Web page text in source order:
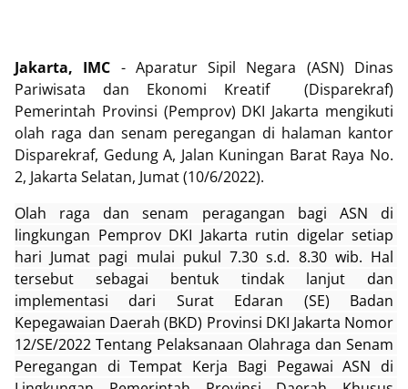
Jakarta, IMC - Aparatur Sipil Negara (ASN) Dinas
Pariwisata dan Ekonomi Kreatif (Disparekraf)
Pemerintah Provinsi (Pemprov) DKI Jakarta mengikuti
olah raga dan senam peregangan di halaman kantor
Disparekraf, Gedung A, Jalan Kuningan Barat Raya No.
2, Jakarta Selatan, Jumat (10/6/2022).
Olah raga dan senam peragangan bagi ASN di
lingkungan Pemprov DKI Jakarta rutin digelar setiap
hari Jumat pagi mulai pukul 7.30 s.d. 8.30 wib. Hal
tersebut sebagai bentuk tindak lanjut dan
implementasi dari Surat Edaran (SE) Badan
Kepegawaian Daerah (BKD) Provinsi DKI Jakarta Nomor
12/SE/2022 Tentang Pelaksanaan Olahraga dan Senam
Peregangan di Tempat Kerja Bagi Pegawai ASN di